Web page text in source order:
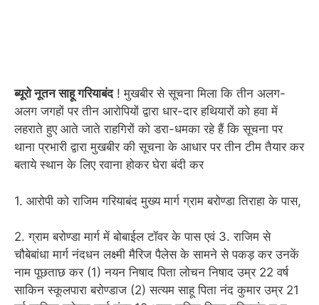
ब्यूरो नूतन साहू गरियाबंद! मुखबीर से सूचना मिला कि तीन अलग-
अलग जगहों पर तीन आरोपियों द्वारा धार-दार हथियारों को हवा में
लहराते हुए आते जाते राहगिरों को डरा-धमका रहे हैं कि सूचना पर
थाना प्रभारी द्वारा मुखबीर की सूचना के आधार पर तीन टीम तैयार कर
बताये स्थान के लिए रवाना होकर घेरा बंदी कर
1. आरोपी को राजिम गरियाबंद मुख्य मार्ग ग्राम बरोण्डा तिराहा के पास,
2. ग्राम बरोण्डा मार्ग में बोबाईल टॉवर के पास एवं 3. राजिम से
चौबेबांधा मार्ग नंदधन लक्ष्मी मैरिज पैलेस के सामने से पकड़ कर उनकें
नाम पूछताछ कर (1) नयन निषाद पिता लोचन निषाद उम्र 22 वर्ष
साकिन स्कूलपारा बरोण्डाज (2) सत्यम साहू पिता नंद कुमार उम्र 21